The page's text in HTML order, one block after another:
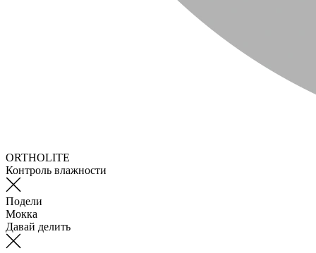
ORTHOLITE
Контроль влажности
Подели
Мокка
Давай делить